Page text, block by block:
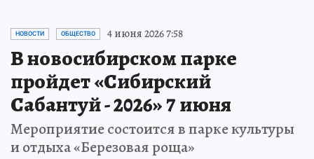
НОВОСТИ ОБЩЕСТВО 4 июня 2026 7:58
В новосибирском парке
пройдет «Сибирский
Сабантуй - 2026» 7 июня
Мероприятие состоится в парке культуры
и отдыха «Березовая роща»